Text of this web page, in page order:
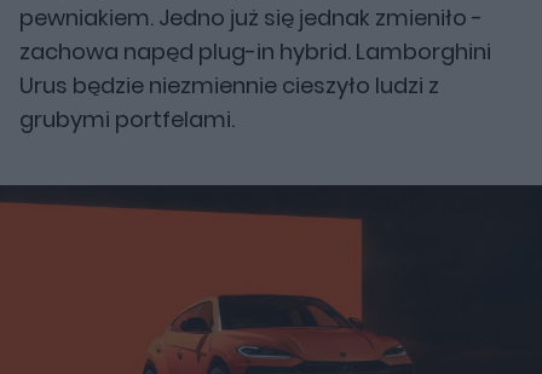
pewniakiem. Jedno już się jednak zmieniło -
zachowa napęd plug-in hybrid. Lamborghini
Urus będzie niezmiennie cieszyło ludzi z
grubymi portfelami.